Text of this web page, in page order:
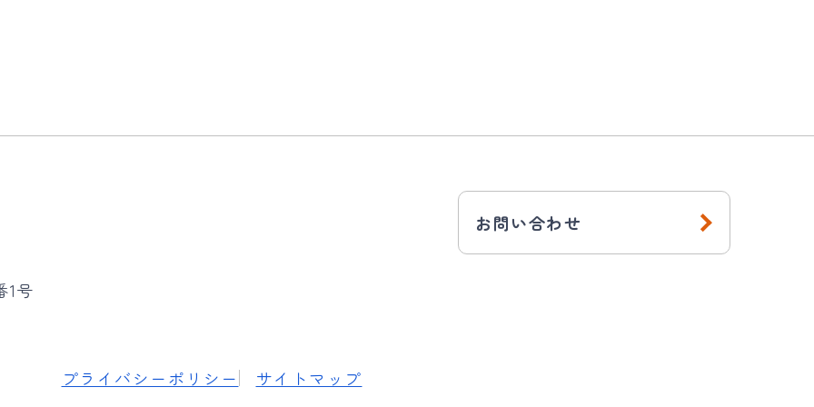
1号
お問い合わせ
プライバシーポリシー サイトマップ